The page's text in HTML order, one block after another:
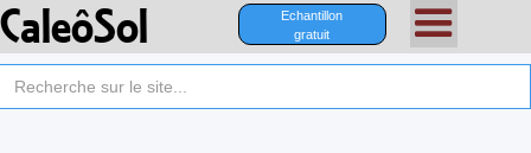
CaleôSol
Echantillon
gratuit